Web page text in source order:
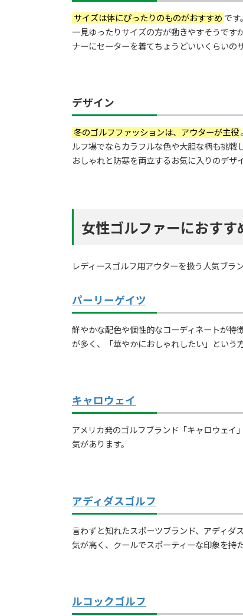
サイズは体にぴったりのものがおすすめ です。
一見ゆったりサイズの方が動きやすそうです
ナーにセーターを着てちょうどいいくらいの
デザイン
冬のゴルフファッションは、アウターが主役
ルフ場でならカラフルな色や大胆な柄も挑戦
おしゃれと防寒を両立するお気に入りのデザ
女性ゴルファーにおす
レディースゴルフ用アウターを扱う人気ブラ
パーリーゲイツ
鮮やかな配色や個性的なコーディネートが特
が多く、「華やかにおしゃれしたい」という
キャロウェイ
アメリカ発のゴルフブランド「キャロウェイ
気があります。
アディダスゴルフ
言わずと知れたスポーツブランド、アディダ
気が高く、クールでスポーティーな印象を持
ルコックゴルフ